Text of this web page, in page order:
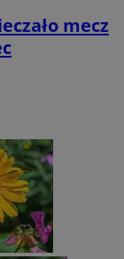
mecz